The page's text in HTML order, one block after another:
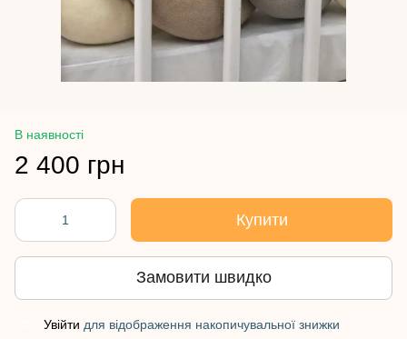
В наявності
2 400 грн
Купити
Замовити швидко
Увійти для відображення накопичувальної знижки